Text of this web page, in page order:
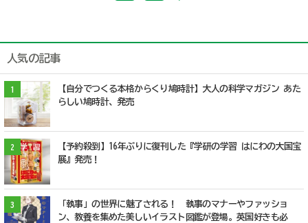
人気の記事
1
【自分でつくる本格からくり鳩時計】大人の科学マガジン あた
らしい鳩時計、発売
2
【予約殺到】16年ぶりに復刊した『学研の学習 はにわの大国宝
展』発売！
3
「執事」の世界に魅了される！ 執事のマナーやファッショ
ン、教養を集めた美しいイラスト図鑑が登場。英国好きも必